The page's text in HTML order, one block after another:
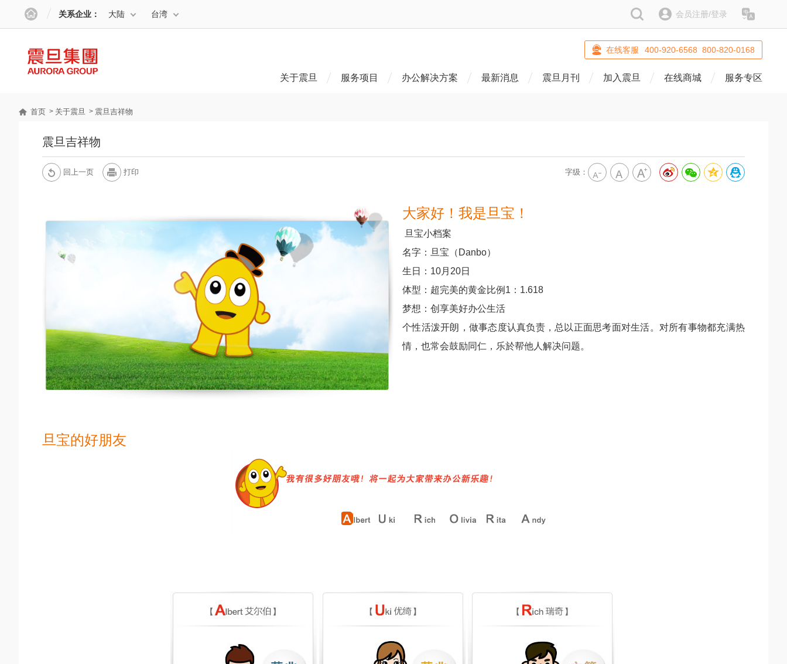
关系企业： 大陆 台湾 搜索 会员注册/登录
在线客服 400-920-6568 800-820-0168
关于震旦 服务项目 办公解决方案 最新消息 震旦月刊 加入震旦 在线商城 服务专区
首页 关于震旦 震旦吉祥物
震旦吉祥物
回上一页 打印 字级：
大家好！我是旦宝！
旦宝小档案
名字：旦宝（Danbo）
生日：10月20日
体型：超完美的黄金比例1：1.618
梦想：创享美好办公生活
个性活泼开朗，做事态度认真负责，总以正面思考面对生活。对所有事物都充满热
情，也常会鼓励同仁，乐於帮他人解决问题。
旦宝的好朋友